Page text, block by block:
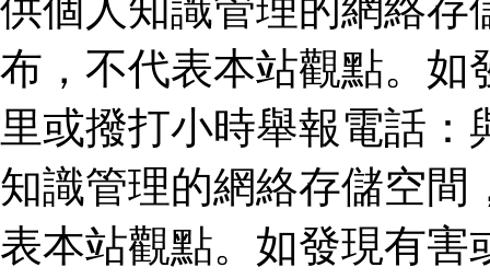
布，不代表本站觀點。如
里或撥打小時舉報電話
知識管理的網絡存儲空間
表本站觀點。如發現有害